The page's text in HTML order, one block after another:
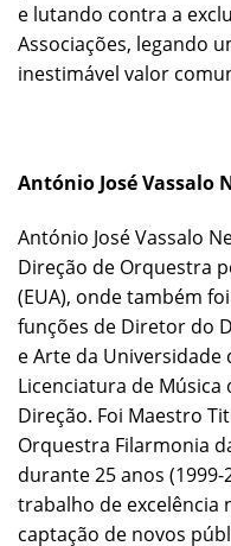
e lutando contra a
Associações, legando
inestimável valor
António José Vassalo
António José Vassalo
Direção de Orquestra
(EUA), onde também
funções de Diretor do
e Arte da Universidade
Licenciatura de Música
Direção. Foi Maestro
Orquestra Filarmonia
durante 25 anos
trabalho de excelência
captação de novos